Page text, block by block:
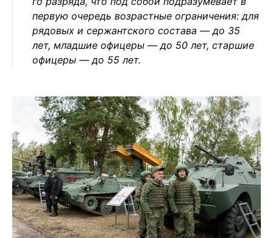
первую очередь возрастные ограничения: для
рядовых и сержантского состава — до 35
лет, младшие офицеры — до 50 лет, старшие
офицеры — до 55 лет.